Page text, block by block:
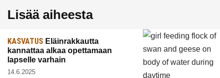
Lisää aiheesta
KASVATUS Eläinrakkautta
kannattaa alkaa opettamaan
lapselle varhain
14.6.2025